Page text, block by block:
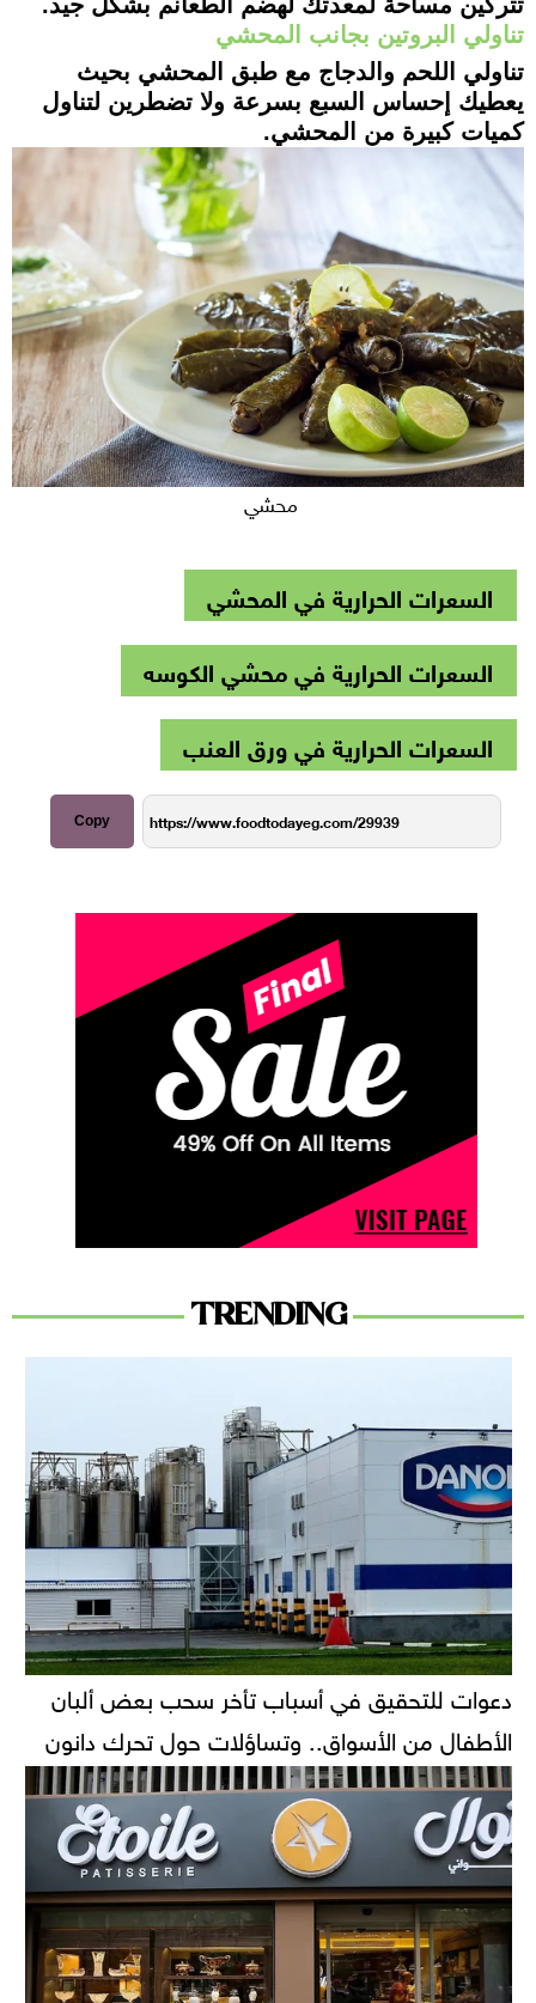
تناولي البروتين بجانب المحشي
تناولي اللحم والدجاج مع طبق المحشي بحيث
يعطيك إحساس السبع بسرعة ولا تضطرين لتناول
كميات كبيرة من المحشي.
محشي
السعرات الحرارية في المحشي
السعرات الحرارية في محشي الكوسه
السعرات الحرارية في ورق العنب
Copy
TRENDING
دعوات للتحقيق في أسباب تأخر سحب بعض ألبان
الأطفال من الأسواق.. وتساؤلات حول تحرك دانون